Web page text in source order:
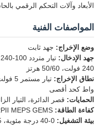
الأبعاد وآلات التحكم الرقمي
المواصفات الفنية
وضع الإخراج: جهد ثابت
جهد الإدخال:
240 فولت، 50/60 هرتز
نطاق الإخراج:
واط كحد أقصى
الحمايات: قصر الدائرة، التيار
كفاءة الطاقة:
بيئة التشغيل: